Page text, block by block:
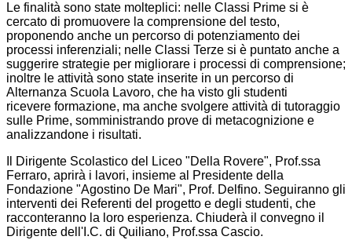
Le finalità sono state molteplici: nelle Classi Prime si è
cercato di promuovere la comprensione del testo,
proponendo anche un percorso di potenziamento dei
processi inferenziali; nelle Classi Terze si è puntato anche a
suggerire strategie per migliorare i processi di comprensione;
inoltre le attività sono state inserite in un percorso di
Alternanza Scuola Lavoro, che ha visto gli studenti
ricevere formazione, ma anche svolgere attività di tutoraggio
sulle Prime, somministrando prove di metacognizione e
analizzandone i risultati.
Il Dirigente Scolastico del Liceo "Della Rovere", Prof.ssa
Ferraro, aprirà i lavori, insieme al Presidente della
Fondazione "Agostino De Mari", Prof. Delfino. Seguiranno gli
interventi dei Referenti del progetto e degli studenti, che
racconteranno la loro esperienza. Chiuderà il convegno il
Dirigente dell'I.C. di Quiliano, Prof.ssa Cascio.